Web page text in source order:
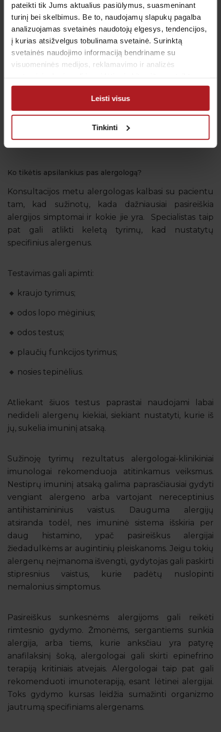
pateikti tik Jums aktualius pasiūlymus, suasmeninant
turinį bei skelbimus. Be to, naudojamų slapukų pagalba
analizuojamas svetainės naudotojų elgesys, tendencijos,
į kurias atsižvelgus tobulinama svetainė. Surinktą
svetainės naudojimo informaciją bendriname su
visuomeninės medijos, reklamavimo ir analizės
arba naudojant paslaugas surinktos informacijos.
Leisti visus
Tinkinti
pasikartojantis burnos, veido ar gerklės
dirginimas, skausmas. Nestiprią alergiją maistui ar
jo netoleravimą gali būti sunku diagnozuoti be
kvalifikuoto specialisto, kuris yra apmokytas
saugiai nustatyti alergijas tam tikriems maisto
produktams, pagalbos.
Reikalingas patikimas ir daug patirties turintis
alergologas Vilniuje? Susisiekite su „Antėja“ ir
užsiregistruokite specialisto konsultacijai. Mūsų
kontaktus galite rastičia.
Ko tikėtis apsilankius pas alergologą?
Konsultacijos metu alergologas kalbasi su pacientu
tam, kad sužinotų, kada dažniausiai pasireiškia
alergijos simptomai ir kokie jie yra. Specialistas taip
pat gali atlikti keletą tyrimų, kad nustatytų
specifinius alergenus.
Testavimas gali apimti:
kraujo tyrimus;
odos lopo mėginius;
odos testus;
plaučių funkcijos tyrimus;
nosies tepinėlius.
Atliekant šiuos testus paprastai naudojami labai
nedideli alergenų kiekiai, siekiant nustatyti, kurie iš
jų, sukelia imuninį atsaką.
Sužinoję tyrimų rezultatus alergologai-klinikiniai
imunologai rekomenduoja atitinkamus veiksmus.
Nestiprų imuninį atsaką galima paprasčiausiai gydyti
vengiant alergeno arba vartojant nereceptinius
antihistamininius vaistus. Dauguma alergijų
atsiranda todėl, nes imuninė sistema išskiria per
daug histamino, ypač pasireiškus alergijai
žiedadulkėms ar augintinių pleiskanoms. Jeigu tokių
alergenų neįmanoma išvengti, gydytojas gali paskirti
stipresnius vaistus, kurie padėtų nuslopinti
nemalonius simptomus.
Pasireiškus sunkesnėms alergijoms gali reikėti
rimtesnio gydymo. Žmonėms, sergantiems sunkia
alergija, arba tiems, kurie anksčiau yra patyrę
anafilaksinį šoką, alergologai gali skirti epinefrino
terapiją kritiniais atvejais. Alergologai taip pat gali
rekomenduoti imunoterapiją, esant lėtinei alergijai.
Toks gydymo kursas leidžia sumažinti organizmo
jautrumą specifiniams alergenams.